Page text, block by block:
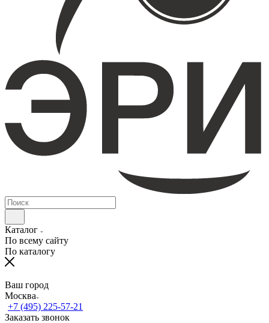
Каталог
По всему сайту
По каталогу
Ваш город
Москва
+7 (495) 225-57-21
Заказать звонок